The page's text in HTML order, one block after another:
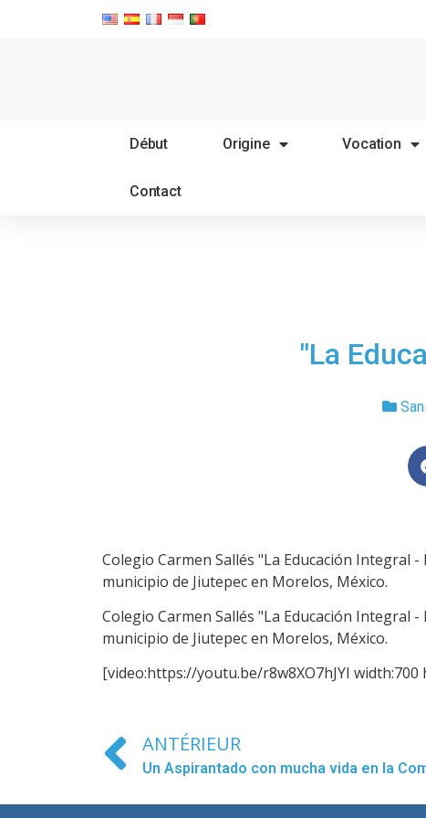
Début Origine Vocation
Contact
"La
Colegio Carmen Sallés "La Educación Integral
municipio de Jiutepec en Morelos, México.
Colegio Carmen Sallés "La Educación Integral
municipio de Jiutepec en Morelos, México.
[video:https://youtu.be/r8w8XO7hJYI width:700
ANTÉRIEUR
Un Aspirantado con mucha vida en la